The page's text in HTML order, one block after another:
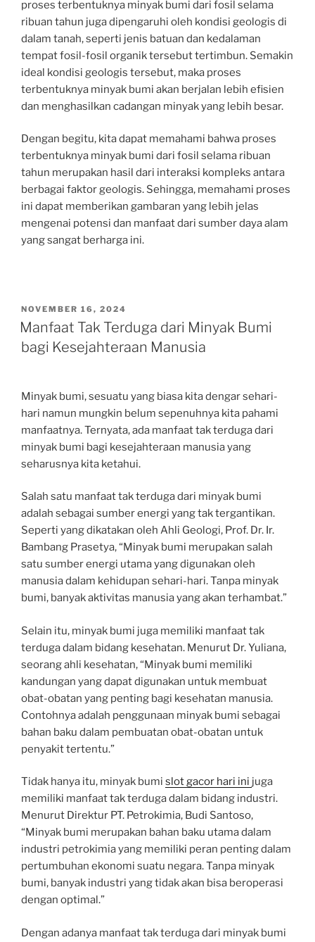
proses terbentuknya minyak bumi dari fosil selama
ribuan tahun juga dipengaruhi oleh kondisi geologis di
dalam tanah, seperti jenis batuan dan kedalaman
tempat fosil-fosil organik tersebut tertimbun. Semakin
ideal kondisi geologis tersebut, maka proses
terbentuknya minyak bumi akan berjalan lebih efisien
dan menghasilkan cadangan minyak yang lebih besar.
Dengan begitu, kita dapat memahami bahwa proses
terbentuknya minyak bumi dari fosil selama ribuan
tahun merupakan hasil dari interaksi kompleks antara
berbagai faktor geologis. Sehingga, memahami proses
ini dapat memberikan gambaran yang lebih jelas
mengenai potensi dan manfaat dari sumber daya alam
yang sangat berharga ini.
POSTED
ON
NOVEMBER 16, 2024
Manfaat Tak Terduga dari Minyak Bumi
bagi Kesejahteraan Manusia
Minyak bumi, sesuatu yang biasa kita dengar sehari-
hari namun mungkin belum sepenuhnya kita pahami
manfaatnya. Ternyata, ada manfaat tak terduga dari
minyak bumi bagi kesejahteraan manusia yang
seharusnya kita ketahui.
Salah satu manfaat tak terduga dari minyak bumi
adalah sebagai sumber energi yang tak tergantikan.
Seperti yang dikatakan oleh Ahli Geologi, Prof. Dr. Ir.
Bambang Prasetya, “Minyak bumi merupakan salah
satu sumber energi utama yang digunakan oleh
manusia dalam kehidupan sehari-hari. Tanpa minyak
bumi, banyak aktivitas manusia yang akan terhambat.”
Selain itu, minyak bumi juga memiliki manfaat tak
terduga dalam bidang kesehatan. Menurut Dr. Yuliana,
seorang ahli kesehatan, “Minyak bumi memiliki
kandungan yang dapat digunakan untuk membuat
obat-obatan yang penting bagi kesehatan manusia.
Contohnya adalah penggunaan minyak bumi sebagai
bahan baku dalam pembuatan obat-obatan untuk
penyakit tertentu.”
Tidak hanya itu, minyak bumi slot gacor hari ini juga
memiliki manfaat tak terduga dalam bidang industri.
Menurut Direktur PT. Petrokimia, Budi Santoso,
“Minyak bumi merupakan bahan baku utama dalam
industri petrokimia yang memiliki peran penting dalam
pertumbuhan ekonomi suatu negara. Tanpa minyak
bumi, banyak industri yang tidak akan bisa beroperasi
dengan optimal.”
Dengan adanya manfaat tak terduga dari minyak bumi